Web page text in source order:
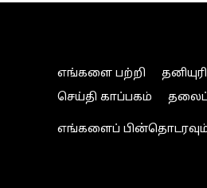
எங்களை பற்றி
செய்தி காப்பகம்
எங்களைப்